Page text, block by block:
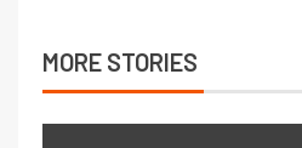
MORE STORIES